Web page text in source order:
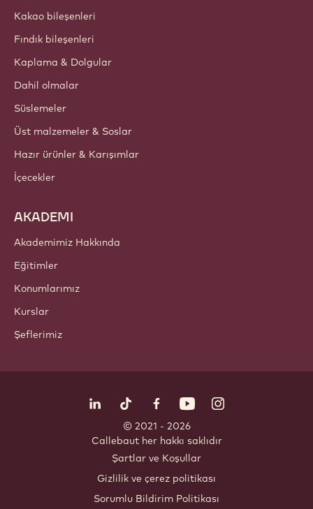
Kakao bileşenleri
Fındık bileşenleri
Kaplama & Dolgular
Dahil olmalar
Süslemeler
Üst malzemeler & Soslar
Hazır ürünler & Karışımlar
İçecekler
AKADEMI
Akademimiz Hakkında
Eğitimler
Konumlarımız
Kurslar
Şeflerimiz
LinkedIn Opens in a new window.
TikTok Opens in a new window.
Facebook Opens in a new
YouTubeInstagram
© 2021 - 2026
Callebaut. her hakkı saklıdır
Şartlar ve Koşullar
Gizlilik ve çerez politikası
Sorumlu Bildirim Politikası